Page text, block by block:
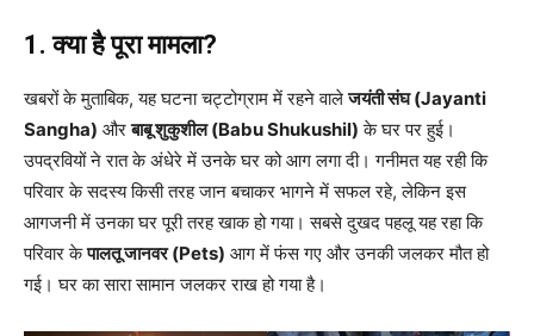
1. क्या है पूरा मामला?
खबरों के मुताबिक, यह घटना चट्टोग्राम में रहने वालेजयंती संघ (Jayanti
Sangha) औरबाबू शुकुशील (Babu Shukushil) के घर पर हुई।
उपद्रवियों ने रात के अंधेरे में उनके घर को आग लगा दी। गनीमत यह रही कि
परिवार के सदस्य किसी तरह जान बचाकर भागने में सफल रहे, लेकिन इस
आगजनी में उनका घर पूरी तरह खाक हो गया। सबसे दुखद पहलू यह रहा कि
परिवार केपालतू जानवर (Pets) आग में फंस गए और उनकी जलकर मौत हो
गई। घर का सारा सामान जलकर राख हो गया है।